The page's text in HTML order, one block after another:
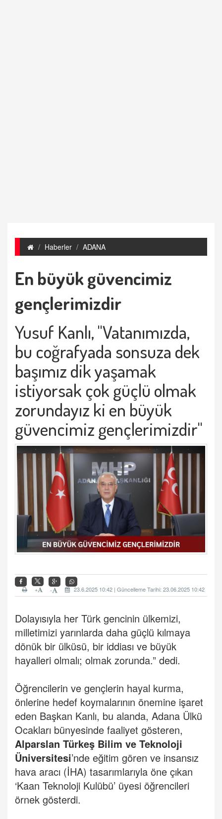
Haberler ADANA
En büyük güvencimiz
gençlerimizdir
Yusuf Kanlı, "Vatanımızda,
bu coğrafyada sonsuza dek
başımız dik yaşamak
istiyorsak çok güçlü olmak
zorundayız ki en büyük
güvencimiz gençlerimizdir"
23.6.2025 10:42 | Güncelleme Tarihi: 23.06.2025 10:42
-
+
Dolayısıyla her Türk gencinin ülkemizi,
milletimizi yarınlarda daha güçlü kılmaya
dönük bir ülküsü, bir iddiası ve büyük
hayalleri olmalı; olmak zorunda.” dedi.
Öğrencilerin ve gençlerin hayal kurma,
önlerine hedef koymalarının önemine işaret
eden Başkan Kanlı, bu alanda, Adana Ülkü
Ocakları bünyesinde faaliyet gösteren,
Alparslan Türkeş Bilim ve Teknoloji
Üniversitesi’nde eğitim gören ve insansız
hava aracı (İHA) tasarımlarıyla öne çıkan
‘Kaan Teknoloji Kulübü’ üyesi öğrencileri
örnek gösterdi.